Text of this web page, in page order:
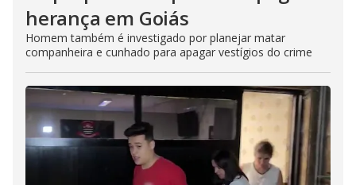
herança em Goiás
Homem também é investigado por planejar matar
companheira e cunhado para apagar vestígios do crime